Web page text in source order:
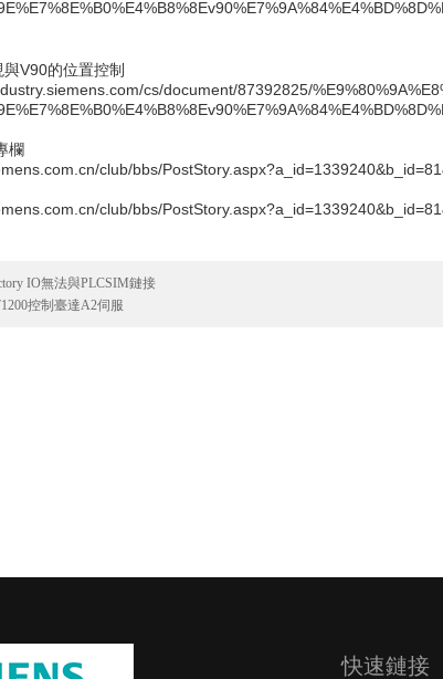
V90的位置控制
cs/document/87392825/
欄
club/bbs/
club/bbs/
IO無法與PLCSIM鏈接
控制臺達A2伺服
快速鏈接